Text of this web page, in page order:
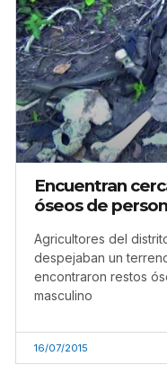
Encuentran
óseos de
Agricultores del
despejaban un
encontraron restos
masculino
16/07/2015